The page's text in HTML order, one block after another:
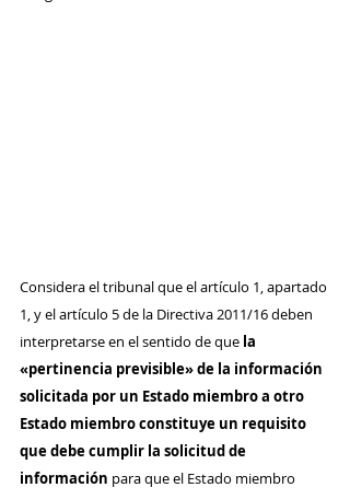
Considera el tribunal que el artículo 1, apartado
1, y el artículo 5 de la Directiva 2011/16 deben
interpretarse en el sentido de que la
«pertinencia previsible» de la información
solicitada por un Estado miembro a otro
Estado miembro constituye un requisito
que debe cumplir la solicitud de
información para que el Estado miembro